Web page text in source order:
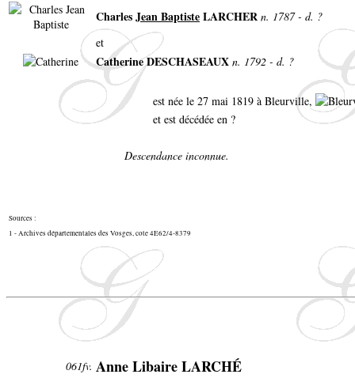
CharlesJean BaptisteLARCHER n. 1787 - d. ?
et
Catherine DESCHASEAUX n. 1792 - d. ?
est née le 27 mai 1819 à Bleurville,
et est décédée en ?
Descendance inconnue.
Sources :
1 - Archives départementales des Vosges, cote 4E62/4-8379
061fv. Anne Libaire LARCHÉ